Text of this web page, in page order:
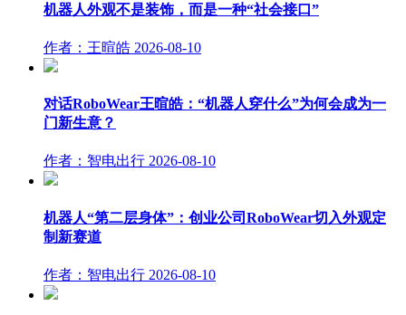
机器人外观不是装饰，而是一种“社会接口”
作者：王暄皓 2026-08-10
对话RoboWear王暄皓：“机器人穿什么”为何会成为一
门新生意？
作者：智电出行 2026-08-10
机器人“第二层身体”：创业公司RoboWear切入外观定
制新赛道
作者：智电出行 2026-08-10